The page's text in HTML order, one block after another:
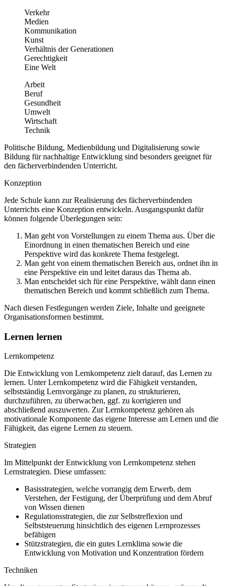
Verkehr
Medien
Kommunikation
Kunst
Verhältnis der Generationen
Gerechtigkeit
Eine Welt
Arbeit
Beruf
Gesundheit
Umwelt
Wirtschaft
Technik
Politische Bildung, Medienbildung und Digitalisierung sowie
Bildung für nachhaltige Entwicklung sind besonders geeignet für
den fächerverbindenden Unterricht.
Konzeption
Jede Schule kann zur Realisierung des fächerverbindenden
Unterrichts eine Konzeption entwickeln. Ausgangspunkt dafür
können folgende Überlegungen sein:
Man geht von Vorstellungen zu einem Thema aus. Über die
Einordnung in einen thematischen Bereich und eine
Perspektive wird das konkrete Thema festgelegt.
Man geht von einem thematischen Bereich aus, ordnet ihn in
eine Perspektive ein und leitet daraus das Thema ab.
Man entscheidet sich für eine Perspektive, wählt dann einen
thematischen Bereich und kommt schließlich zum Thema.
Nach diesen Festlegungen werden Ziele, Inhalte und geeignete
Organisationsformen bestimmt.
Lernen lernen
Lernkompetenz
Die Entwicklung von Lernkompetenz zielt darauf, das Lernen zu
lernen. Unter Lernkompetenz wird die Fähigkeit verstanden,
selbstständig Lernvorgänge zu planen, zu strukturieren,
durchzuführen, zu überwachen, ggf. zu korrigieren und
abschließend auszuwerten. Zur Lernkompetenz gehören als
motivationale Komponente das eigene Interesse am Lernen und die
Fähigkeit, das eigene Lernen zu steuern.
Strategien
Im Mittelpunkt der Entwicklung von Lernkompetenz stehen
Lernstrategien. Diese umfassen:
Basisstrategien, welche vorrangig dem Erwerb, dem
Verstehen, der Festigung, der Überprüfung und dem Abruf
von Wissen dienen
Regulationsstrategien, die zur Selbstreflexion und
Selbststeuerung hinsichtlich des eigenen Lernprozesses
befähigen
Stützstrategien, die ein gutes Lernklima sowie die
Entwicklung von Motivation und Konzentration fördern
Techniken